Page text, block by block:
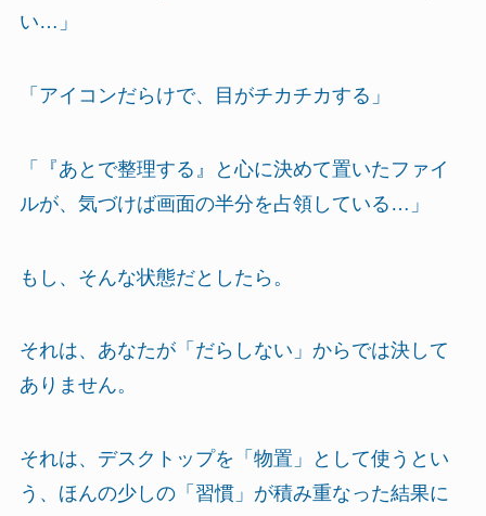
い…」
「アイコンだらけで、目がチカチカする」
「『あとで整理する』と心に決めて置いたファイ
ルが、気づけば画面の半分を占領している…」
もし、そんな状態だとしたら。
それは、あなたが「だらしない」からでは決して
ありません。
それは、デスクトップを「物置」として使うとい
う、ほんの少しの「習慣」が積み重なった結果に